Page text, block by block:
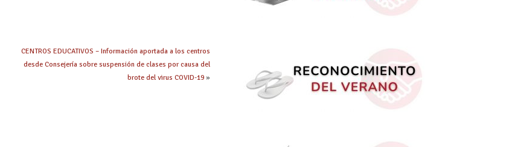
CENTROS EDUCATIVOS – Información aportada a los centros
desde Consejería sobre suspensión de clases por causa del
brote del virus COVID-19 »